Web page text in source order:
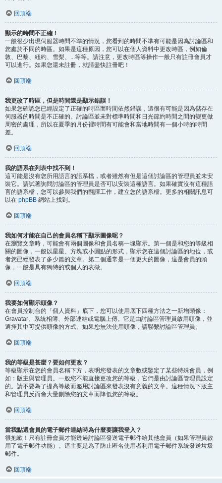
回頂端
顯示的時間不正確！
一般很少出現伺服器時間不準的情況，您看到的時間不準有可能是因為討論區和
您處於不同的時區。如果是這種原因，您可以在個人資料中更改時區，例如倫
敦、巴黎、紐約、雪梨、...等等。請注意，更改時區等操作一般只有註冊會員才
可以進行。如果您還未註冊，就請盡快註冊吧！
回頂端
我更改了時區，但是時間還是顯示錯誤！
如果您確認您已經設定了正確的時區而時間依然錯誤，這很有可能是因為儲存在
伺服器的時間是不正確的。討論區並未對標準時間和日光節約時間之間的變更做
周密的處理，所以在夏季的月份裡時間有可能會和當地時間有一個小時的時間
差。
回頂端
我的語系在列表中找不到！
這可能是沒有您所用語言的語系檔，或者雖然有但是這個討論區的管理員並未安
裝它。請試著詢問討論區的管理員是否可以安裝這種語言。如果確實沒有這種語
言的語系檔，您可以參與我們的翻譯工作，建立您的語系檔。更多的相關訊息可
以在 phpBB 網站上找到。
回頂端
我如何才能在自己的會員名稱下顯示圖像呢？
在瀏覽文章時，可能會有兩個圖像和會員名稱一塊顯示。第一個是和您的等級相
關的圖像，一般以星星、方塊或小圓點的形式，顯示您在這個討論區的地位，或
者您已經發表了多少篇的文章。第二個通常是一個更大的圖像，這是會員的頭
像，一般是具有獨特的或個人的表徵。
回頂端
我要如何顯示頭像？
在會員控制台的「個人資料」底下，您可以使用底下四種方法之一新增頭像：
Gravatar、系統相簿、外部連結或電腦上傳。它是由討論區管理員啟用頭像，並
選擇其中可提供頭像的方式。如果您無法使用頭像，請聯繫討論區管理員。
回頂端
我的等級是甚麼？要如何更改？
等級顯示在您的會員名稱下方，表明您發表的文章數或鑒定了某些特殊會員，例
如：版主與管理員。一般您不能直接更改您的等級，它們是由討論區管理員設定
的。請不要為了提高等級而濫用討論區來發表沒有意義的文章。這種情況下版主
和管理員反而會大量刪除您的文章而降低您的等級。
回頂端
當我點選會員的電子郵件連結時為什麼要讓我登入？
很抱歉！只有註冊會員才能透過討論區發送電子郵件給其他會員（如果管理員啟
用了電子郵件功能）。這主要是為了防止匿名使用者利用電子郵件系統發送垃圾
郵件。
回頂端